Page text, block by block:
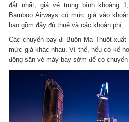
đắt nhất, giá vé trung bình khoảng
Bamboo Airways có mức giá vào
bao gồm đầy đủ thuế và các khoản phí.
Các chuyến bay đi Buôn Ma Thuột
mức giá khác nhau. Vì thế, nếu có kế
động săn vé máy bay sớm để có